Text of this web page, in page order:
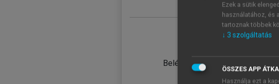
Belépés intézményi azonosítóval
Ezek a sütik
használatához, és
tartoznak többek
↓ 3 szolgáltatás
ÖSSZES APP
Használja ezt a